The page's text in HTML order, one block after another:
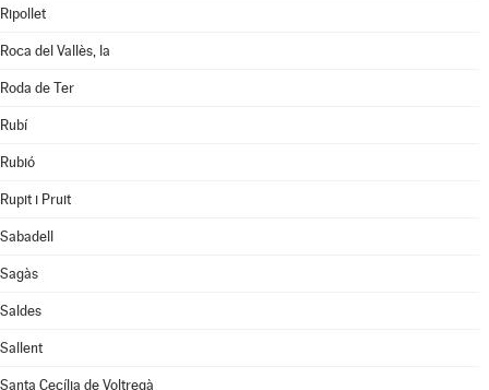
Ripollet
Roca del Vallès, la
Roda de Ter
Rubí
Rubió
Rupit i Pruit
Sabadell
Sagàs
Saldes
Sallent
Santa Cecília de Voltregà